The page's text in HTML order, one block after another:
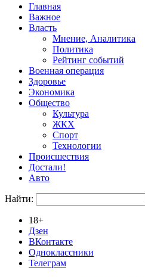
Главная
Важное
Власть
Мнение, Аналитика
Политика
Рейтинг событий
Военная операция
Здоровье
Экономика
Общество
Культура
ЖКХ
Спорт
Технологии
Происшествия
Достали!
Авто
Найти:
18+
Дзен
ВКонтакте
Одноклассники
Телеграм